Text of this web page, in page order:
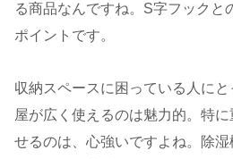
る商品なんですね。S字フックと
ポイントです。
収納スペースに困っている人に
屋が広く使えるのは魅力的。特
せるのは、心強いですよね。除